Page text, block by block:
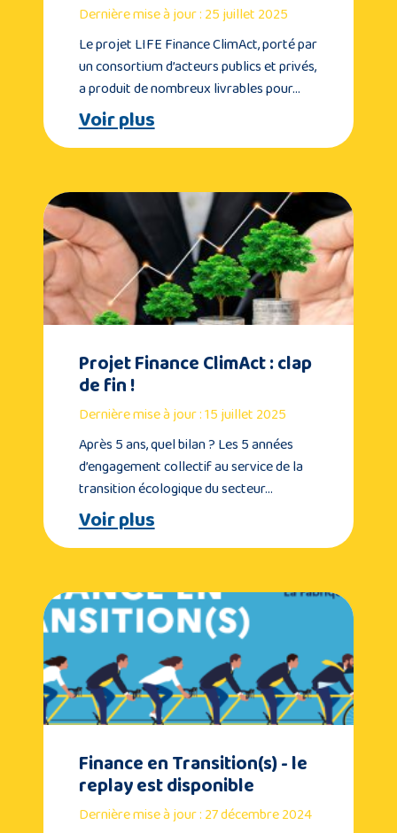
Dernière mise à jour : 25 juillet 2025
Le projet LIFE Finance ClimAct, porté par
un consortium d’acteurs publics et privés,
a produit de nombreux livrables pour…
Voir plus
Projet Finance ClimAct : clap
de fin !
Dernière mise à jour : 15 juillet 2025
Après 5 ans, quel bilan ? Les 5 années
d’engagement collectif au service de la
transition écologique du secteur…
Voir plus
Finance en Transition(s) - le
replay est disponible
Dernière mise à jour : 27 décembre 2024